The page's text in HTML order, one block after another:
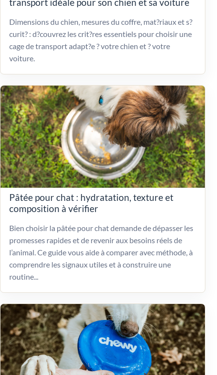
transport idéale pour son chien et sa voiture
Dimensions du chien, mesures du coffre, mat?riaux et s?
curit? : d?couvrez les crit?res essentiels pour choisir une
cage de transport adapt?e ? votre chien et ? votre
voiture.
Pâtée pour chat : hydratation, texture et
composition à vérifier
Bien choisir la pâtée pour chat demande de dépasser les
promesses rapides et de revenir aux besoins réels de
l’animal. Ce guide vous aide à comparer avec méthode, à
comprendre les signaux utiles et à construire une
routine...